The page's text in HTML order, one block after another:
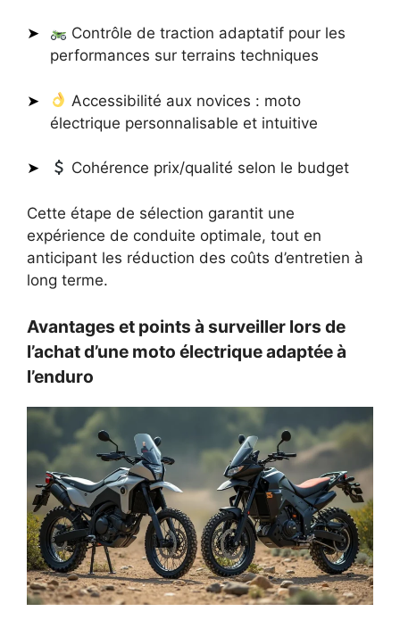
Contrôle de traction adaptatif pour les
performances sur terrains techniques
Accessibilité aux novices : moto
électrique personnalisable et intuitive
Cohérence prix/qualité selon le budget
Cette étape de sélection garantit une
expérience de conduite optimale, tout en
anticipant les réduction des coûts d’entretien à
long terme.
Avantages et points à surveiller lors de
l’achat d’une moto électrique adaptée à
l’enduro